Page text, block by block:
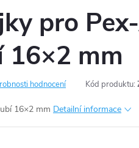
pro
16×2 mm
hodnocení Kód produktu:
16×2 mm Detailní informace